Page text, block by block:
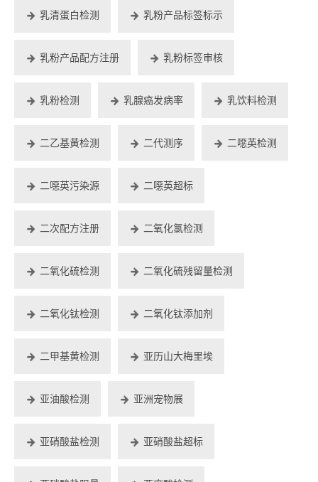
乳清蛋白检测 乳粉产品标签标示
乳粉产品配方注册 乳粉标签审核
乳粉检测 乳腺癌发病率 乳饮料检测
二乙基黄检测 二代测序 二噁英检测
二噁英污染源 二噁英超标
二次配方注册 二氧化氯检测
二氧化硫检测 二氧化硫残留量检测
二氧化钛检测 二氧化钛添加剂
二甲基黄检测 亚历山大梅里埃
亚油酸检测 亚洲宠物展
亚硝酸盐检测 亚硝酸盐超标